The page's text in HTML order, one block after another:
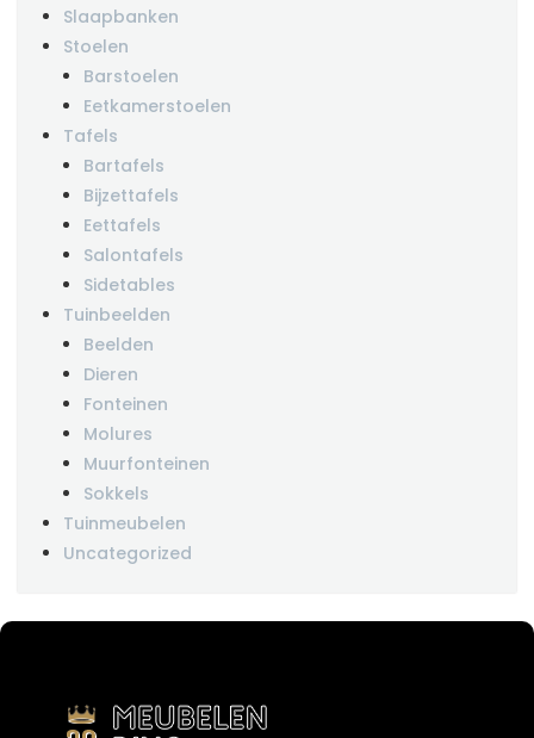
Slaapbanken
Stoelen
Barstoelen
Eetkamerstoelen
Tafels
Bartafels
Bijzettafels
Eettafels
Salontafels
Sidetables
Tuinbeelden
Beelden
Dieren
Fonteinen
Molures
Muurfonteinen
Sokkels
Tuinmeubelen
Uncategorized